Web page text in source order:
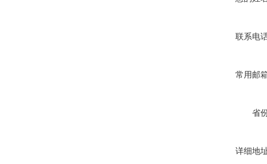
联系电
常用邮
省
详细地